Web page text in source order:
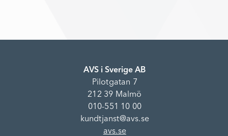
AVS i Sverige AB
Pilotgatan 7
212 39 Malmö
010-551 10 00
kundtjanst@avs.se
avs.se